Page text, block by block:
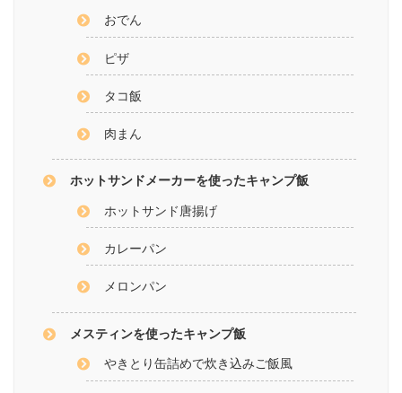
おでん
ピザ
タコ飯
肉まん
ホットサンドメーカーを使ったキャンプ飯
ホットサンド唐揚げ
カレーパン
メロンパン
メスティンを使ったキャンプ飯
やきとり缶詰めで炊き込みご飯風